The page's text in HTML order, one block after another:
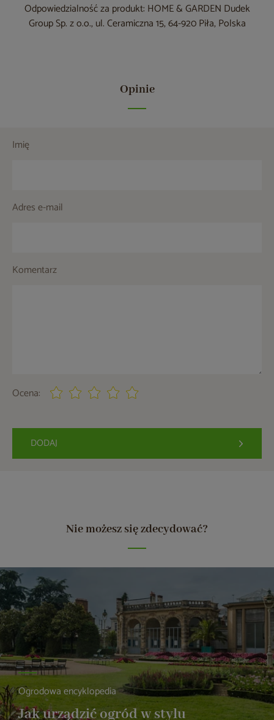
Odpowiedzialność za produkt: HOME & GARDEN Dudek
Group Sp. z o.o., ul. Ceramiczna 15, 64-920 Piła, Polska
Opinie
Imię
Adres e-mail
Komentarz
Ocena:
DODAJ
Nie możesz się zdecydować?
Ogrodowa encyklopedia
Jak urządzić ogród w stylu